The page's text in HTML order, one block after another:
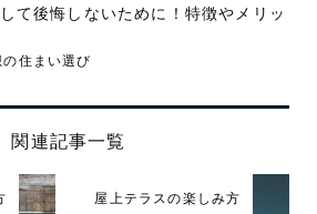
て後悔しないために！特徴やメリッ
住まい選び
関連記事一覧
屋上テラスの楽しみ方